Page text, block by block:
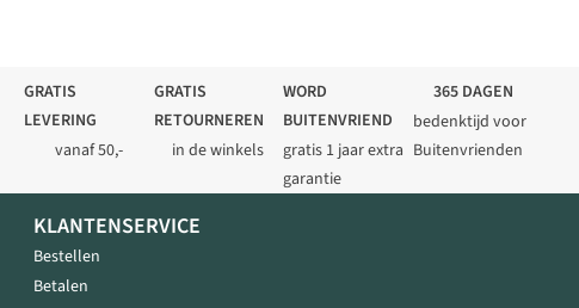
GRATIS
LEVERING
vanaf 50,-
GRATIS
RETOURNEREN
in de winkels
WORD
BUITENVRIEND
gratis 1 jaar extra
garantie
365 DAGEN
bedenktijd voor
Buitenvrienden
KLANTENSERVICE
Bestellen
Betalen